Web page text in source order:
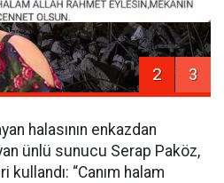
2 3
halasının enkazdan
ünlü sunucu Serap Paköz,
kullandı: “Canım halam